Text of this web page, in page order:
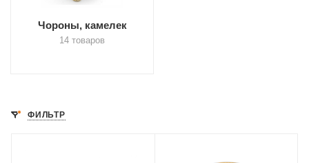
Чороны, камелек
14 товаров
ФИЛЬТР